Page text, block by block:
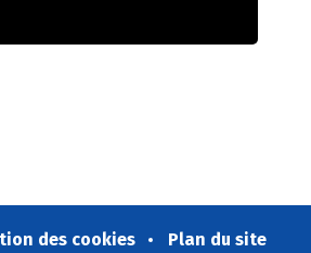
des cookies Plan du site